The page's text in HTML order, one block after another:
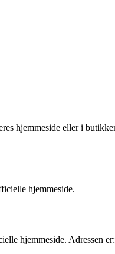
hjemmeside eller i
hjemmeside.
hjemmeside. Adressen er: